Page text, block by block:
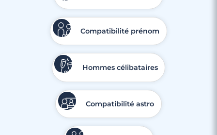
Compatibilité prénom
Hommes célibataires
Compatibilité astro